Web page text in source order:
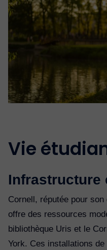
Vie
Infrastructure
Cornell, réputée pour
offre des ressources
bibliothèque Uris et le
York. Ces installations